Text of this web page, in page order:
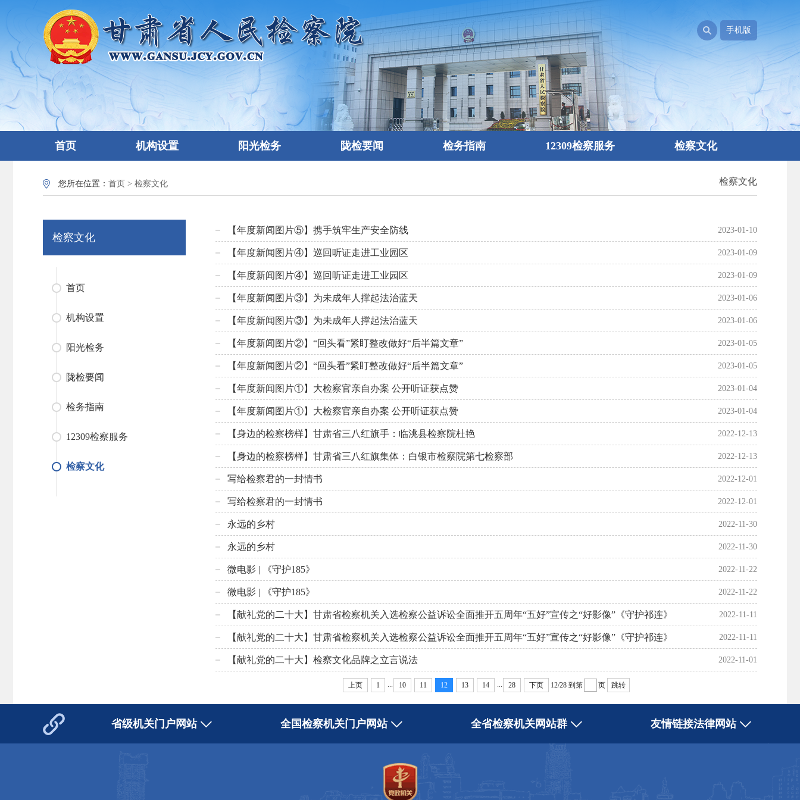
手机版
首页 机构设置 阳光检务 陇检要闻 检务指南 12309检察服务 检察文化
您所在位置： 首页 > 检察文化 检察文化
检察文化
首页
机构设置
阳光检务
陇检要闻
检务指南
12309检察服务
检察文化
【年度新闻图片⑤】携手筑牢生产安全防线 2023-01-10
【年度新闻图片④】巡回听证走进工业园区 2023-01-09
【年度新闻图片④】巡回听证走进工业园区 2023-01-09
【年度新闻图片③】为未成年人撑起法治蓝天 2023-01-06
【年度新闻图片③】为未成年人撑起法治蓝天 2023-01-06
【年度新闻图片②】“回头看”紧盯整改做好“后半篇文章” 2023-01-05
【年度新闻图片②】“回头看”紧盯整改做好“后半篇文章” 2023-01-05
【年度新闻图片①】大检察官亲自办案 公开听证获点赞 2023-01-04
【年度新闻图片①】大检察官亲自办案 公开听证获点赞 2023-01-04
【身边的检察榜样】甘肃省三八红旗手：临洮县检察院杜艳 2022-12-13
【身边的检察榜样】甘肃省三八红旗集体：白银市检察院第七检察部 2022-12-13
写给检察君的一封情书 2022-12-01
写给检察君的一封情书 2022-12-01
永远的乡村 2022-11-30
永远的乡村 2022-11-30
微电影 | 《守护185》 2022-11-22
微电影 | 《守护185》 2022-11-22
【献礼党的二十大】甘肃省检察机关入选检察公益诉讼全面推开五周年“五好”宣传之“好影像”《守护祁连》 2022-11-11
【献礼党的二十大】甘肃省检察机关入选检察公益诉讼全面推开五周年“五好”宣传之“好影像”《守护祁连》 2022-11-11
【献礼党的二十大】检察文化品牌之立言说法 2022-11-01
上页 1 10 11 12 13 14 28 下页 12/28 到第 页 跳转
省级机关门户网站 全国检察机关门户网站 全省检察机关网站群 友情链接法律网站